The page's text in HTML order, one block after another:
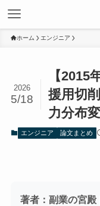
ホーム エンジニア
【2015
援用切
力分布
2026
5/18
エンジニア 論文まとめ
著者：副業の宮殿